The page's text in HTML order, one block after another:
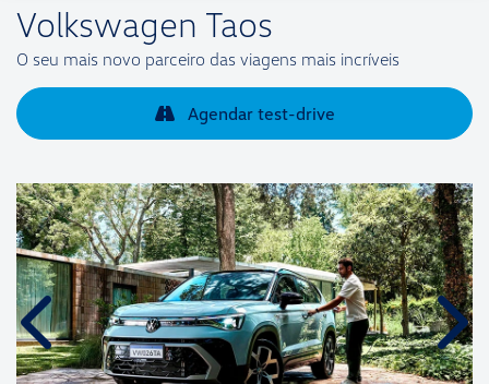
Volkswagen Taos
O seu mais novo parceiro das viagens mais incríveis
Agendar test-drive
Anterior